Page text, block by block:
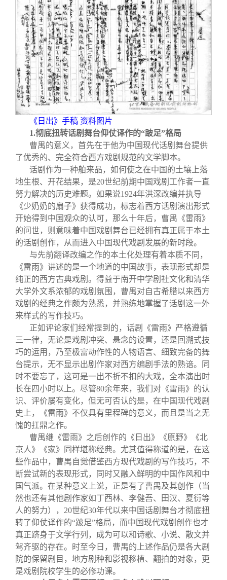
《日出》手稿 资料图片
1.彻底扭转话剧舞台仰仗译作的“跛足”格局
曹禺的意义，首先在于他为中国现代话剧舞台提供
了优秀的、完全符合西方戏剧规范的文学脚本。
话剧作为一种舶来品，如何使之在中国的土壤上落
地生根、开花结果，是20世纪前期中国戏剧工作者一直
努力解决的历史难题。如果说1924年洪深改编并执导
《少奶奶的扇子》获得成功，标志着西方话剧演出形式
开始得到中国观众的认可，那么十年后，曹禺《雷雨》
的问世，则意味着中国戏剧舞台已经拥有真正属于本土
的话剧创作，从而进入中国现代戏剧发展的新时段。
与先前翻译改编之作的本土化处理有着本质不同，
《雷雨》讲述的是一个地道的中国故事，表现形式却是
纯正的西方古典戏剧。得益于南开中学剧社文化和清华
大学外文系浓郁的戏剧氛围，曹禺对自古希腊以来西方
戏剧的经典之作颇为熟悉，并熟练地掌握了话剧这一外
来样式的写作技巧。
正如评论家们经常提到的，话剧《雷雨》严格遵循
三一律，无论是戏剧冲突、悬念的设置，还是回溯式技
巧的运用，乃至极富动作性的人物语言、细致完备的舞
台提示，无不显示出剧作家对西方编剧手法的熟谙。同
时不要忘了，这可是一出不折不扣的大戏，全本演出时
长在四小时以上。尽管80余年来，我们对《雷雨》的认
识、评价屡有变化，但无可否认的是，在中国现代戏剧
史上，《雷雨》不仅具有里程碑的意义，而且是当之无
愧的扛鼎之作。
曹禺继《雷雨》之后创作的《日出》《原野》《北
京人》《家》同样堪称经典。尤其值得称道的是，在这
些作品中，曹禺自觉借鉴西方现代戏剧的写作技巧，不
断尝试新的表现形式，同时又融入鲜明的中国作风和中
国气派。在某种意义上说，正是有了曹禺及其创作（当
然也还有其他剧作家如丁西林、李健吾、田汉、夏衍等
人的努力），20世纪30年代以来中国话剧舞台才彻底扭
转了仰仗译作的“跛足”格局，而中国现代戏剧创作也才
真正跻身于文学行列，成为可以和诗歌、小说、散文并
驾齐驱的存在。时至今日，曹禺的上述作品仍是各大剧
院的保留剧目，地方剧种和影视移植、翻拍的对象，更
是戏剧院校学生的必修功课。